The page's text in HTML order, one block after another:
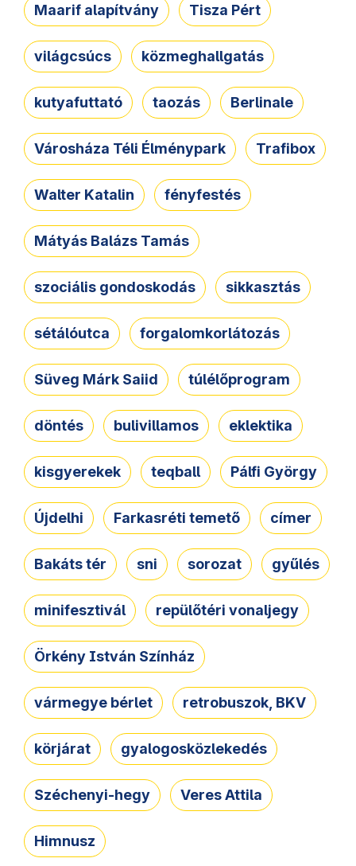
Maarif alapítvány Tisza Pért
világcsúcs közmeghallgatás
kutyafuttató taozás Berlinale
Városháza Téli Élménypark Trafibox
Walter Katalin fényfestés
Mátyás Balázs Tamás
szociális gondoskodás sikkasztás
sétálóutca forgalomkorlátozás
Süveg Márk Saiid túlélőprogram
döntés bulivillamos eklektika
kisgyerekek teqball Pálfi György
Újdelhi Farkasréti temető címer
Bakáts tér sni sorozat gyűlés
minifesztivál repülőtéri vonaljegy
Örkény István Színház
vármegye bérlet retrobuszok, BKV
körjárat gyalogosközlekedés
Széchenyi-hegy Veres Attila
Himnusz